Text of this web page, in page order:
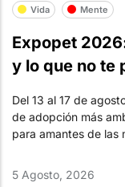
Vida Mente
Expopet
y lo que no te
Del 13 al 17 de
de adopción más
para amantes de las
5 Agosto, 2026